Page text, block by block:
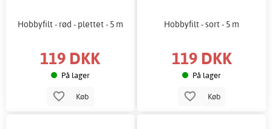
Hobbyfilt - rød - plettet - 5 m
119 DKK
På lager
Køb
Hobbyfilt - sort - 5 m
119 DKK
På lager
Køb